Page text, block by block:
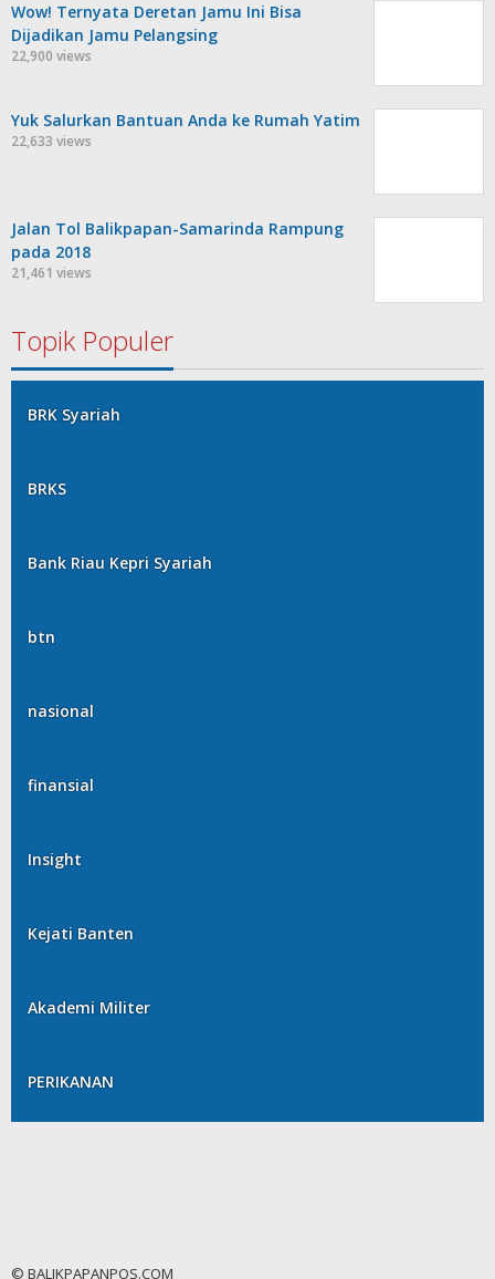
Wow! Ternyata Deretan Jamu Ini Bisa
Dijadikan Jamu Pelangsing
22,900 views
Yuk Salurkan Bantuan Anda ke Rumah Yatim
22,633 views
Jalan Tol Balikpapan-Samarinda Rampung
pada 2018
21,461 views
Topik Populer
BRK Syariah
BRKS
Bank Riau Kepri Syariah
btn
nasional
finansial
Insight
Kejati Banten
Akademi Militer
PERIKANAN
© BALIKPAPANPOS.COM